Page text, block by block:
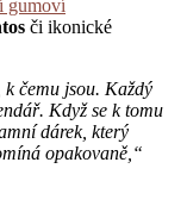
gumoví
či ikonické
k čemu jsou. Každý
Když se k tomu
dárek, který
opakovaně,“